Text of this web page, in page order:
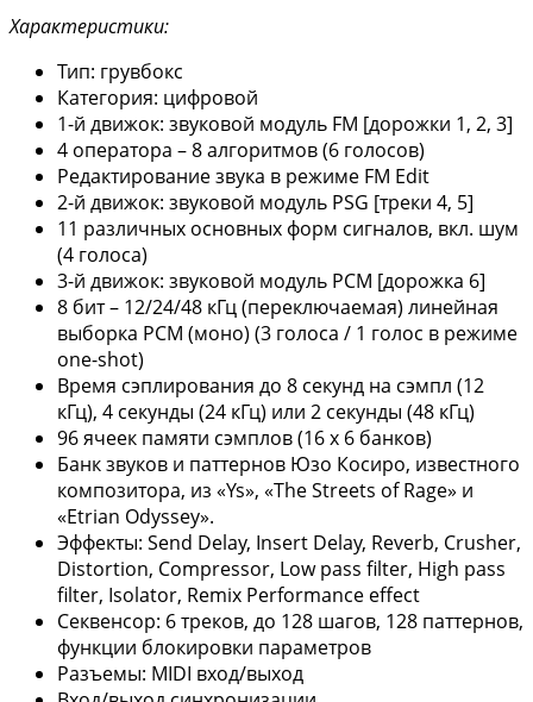
Характеристики:
Тип: грувбокс
Категория: цифровой
1-й движок: звуковой модуль FM [дорожки 1, 2, 3]
4 оператора – 8 алгоритмов (6 голосов)
Редактирование звука в режиме FM Edit
2-й движок: звуковой модуль PSG [треки 4, 5]
11 различных основных форм сигналов, вкл. шум
(4 голоса)
3-й движок: звуковой модуль PCM [дорожка 6]
8 бит – 12/24/48 кГц (переключаемая) линейная
выборка PCM (моно) (3 голоса / 1 голос в режиме
one-shot)
Время сэплирования до 8 секунд на сэмпл (12
кГц), 4 секунды (24 кГц) или 2 секунды (48 кГц)
96 ячеек памяти сэмплов (16 x 6 банков)
Банк звуков и паттернов Юзо Косиро, известного
композитора, из «Ys», «The Streets of Rage» и
«Etrian Odyssey».
Эффекты: Send Delay, Insert Delay, Reverb, Crusher,
Distortion, Compressor, Low pass filter, High pass
filter, Isolator, Remix Performance effect
Секвенсор: 6 треков, до 128 шагов, 128 паттернов,
функции блокировки параметров
Разъемы: MIDI вход/выход